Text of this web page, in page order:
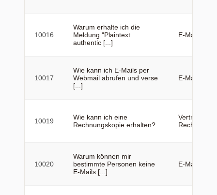
10016
Warum erhalte ich die
Meldung "Plaintext
authentic [...]
E-Mail
10017
Wie kann ich E-Mails per
Webmail abrufen und verse
[...]
E-Mail
10019
Wie kann ich eine
Rechnungskopie erhalten?
Vertrag &
Rechnung
10020
Warum können mir
bestimmte Personen keine
E-Mails [...]
E-Mail